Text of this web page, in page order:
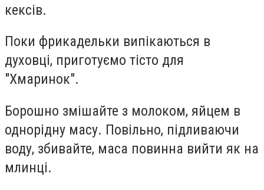
кексів.
Поки фрикадельки випікаються в
духовці, приготуємо тісто для
"Хмаринок".
Борошно змішайте з молоком, яйцем в
однорідну масу. Повільно, підливаючи
воду, збивайте, маса повинна вийти як на
млинці.